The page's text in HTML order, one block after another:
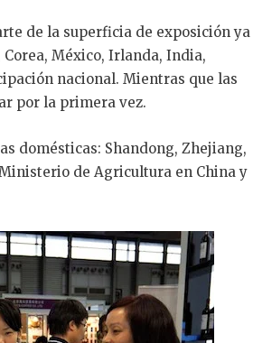
de la superficia de exposición ya
México, Irlanda, India,
nacional. Mientras que las
por la primera vez.
domésticas: Shandong, Zhejiang,
de Agricultura en China y